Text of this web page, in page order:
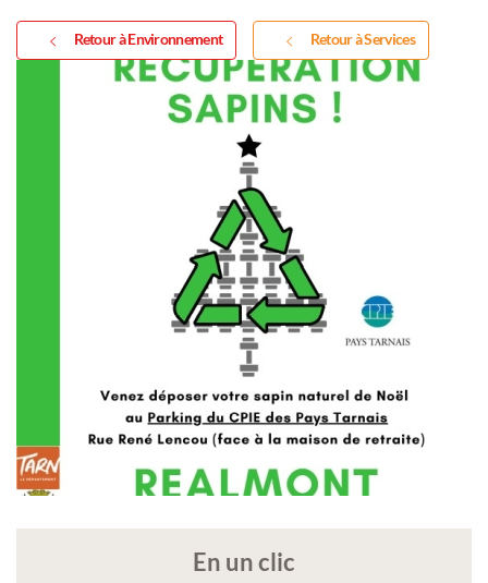
Retour à Environnement Retour à Services
En un clic